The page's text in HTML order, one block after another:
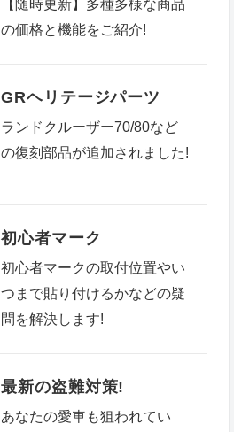
【随時更新】多種多様な商品
の価格と機能をご紹介!
GRヘリテージパーツ
ランドクルーザー70/80など
の復刻部品が追加されました!
初心者マーク
初心者マークの取付位置やい
つまで貼り付けるかなどの疑
問を解決します!
最新の盗難対策!
あなたの愛車も狙われてい